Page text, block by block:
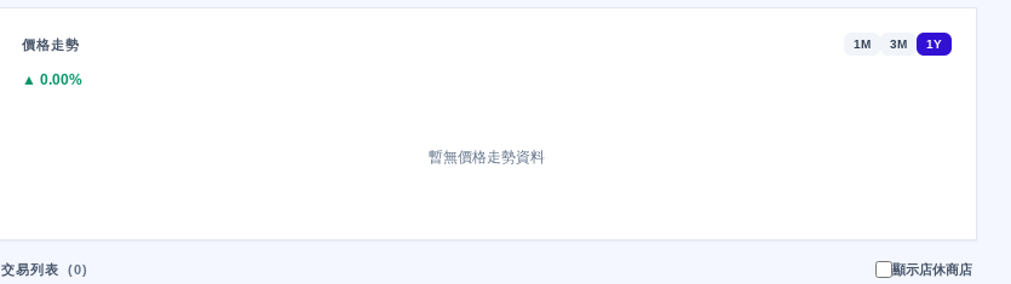
價格走勢 1M 3M 1Y
▲ 0.00%
暫無價格走勢資料
交易列表 (0) 顯示店休商店